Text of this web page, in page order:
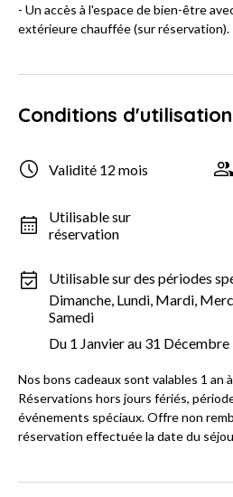
- Un accès à l'espace de bien-être
extérieure chauffée (sur réservation).
Conditions d'utilisation
Validité 12 mois
Utilisable sur
réservation
Utilisable sur des périodes
Dimanche, Lundi, Mardi,
Samedi
Du 1 Janvier au 31 Décembre
Nos bons cadeaux sont valables 1 an
Réservations hors jours fériés,
événements spéciaux. Offre non
réservation effectuée la date du